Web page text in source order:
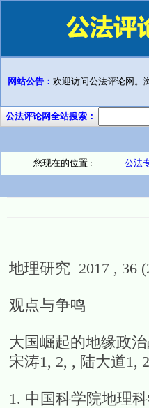
网站公告： 欢迎访问公法评论网。
公法评论网全站搜索：
您现在的位置 : 公法
地理研究 2017 , 36
观点与争鸣
大国崛起的地缘政
宋涛1, 2, , 陆大道1,
1. 中国科学院地理